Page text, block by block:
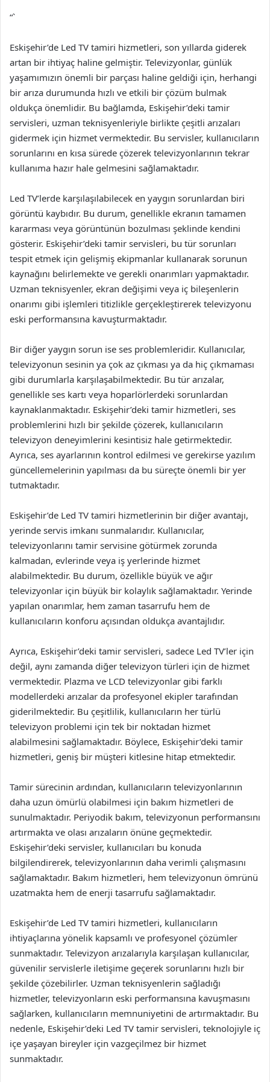
“`
Eskişehir’de Led TV tamiri hizmetleri, son yıllarda giderek
artan bir ihtiyaç haline gelmiştir. Televizyonlar, günlük
yaşamımızın önemli bir parçası haline geldiği için, herhangi
bir arıza durumunda hızlı ve etkili bir çözüm bulmak
oldukça önemlidir. Bu bağlamda, Eskişehir’deki tamir
servisleri, uzman teknisyenleriyle birlikte çeşitli arızaları
gidermek için hizmet vermektedir. Bu servisler, kullanıcıların
sorunlarını en kısa sürede çözerek televizyonlarının tekrar
kullanıma hazır hale gelmesini sağlamaktadır.
Led TV’lerde karşılaşılabilecek en yaygın sorunlardan biri
görüntü kaybıdır. Bu durum, genellikle ekranın tamamen
kararması veya görüntünün bozulması şeklinde kendini
gösterir. Eskişehir’deki tamir servisleri, bu tür sorunları
tespit etmek için gelişmiş ekipmanlar kullanarak sorunun
kaynağını belirlemekte ve gerekli onarımları yapmaktadır.
Uzman teknisyenler, ekran değişimi veya iç bileşenlerin
onarımı gibi işlemleri titizlikle gerçekleştirerek televizyonu
eski performansına kavuşturmaktadır.
Bir diğer yaygın sorun ise ses problemleridir. Kullanıcılar,
televizyonun sesinin ya çok az çıkması ya da hiç çıkmaması
gibi durumlarla karşılaşabilmektedir. Bu tür arızalar,
genellikle ses kartı veya hoparlörlerdeki sorunlardan
kaynaklanmaktadır. Eskişehir’deki tamir hizmetleri, ses
problemlerini hızlı bir şekilde çözerek, kullanıcıların
televizyon deneyimlerini kesintisiz hale getirmektedir.
Ayrıca, ses ayarlarının kontrol edilmesi ve gerekirse yazılım
güncellemelerinin yapılması da bu süreçte önemli bir yer
tutmaktadır.
Eskişehir’de Led TV tamiri hizmetlerinin bir diğer avantajı,
yerinde servis imkanı sunmalarıdır. Kullanıcılar,
televizyonlarını tamir servisine götürmek zorunda
kalmadan, evlerinde veya iş yerlerinde hizmet
alabilmektedir. Bu durum, özellikle büyük ve ağır
televizyonlar için büyük bir kolaylık sağlamaktadır. Yerinde
yapılan onarımlar, hem zaman tasarrufu hem de
kullanıcıların konforu açısından oldukça avantajlıdır.
Ayrıca, Eskişehir’deki tamir servisleri, sadece Led TV’ler için
değil, aynı zamanda diğer televizyon türleri için de hizmet
vermektedir. Plazma ve LCD televizyonlar gibi farklı
modellerdeki arızalar da profesyonel ekipler tarafından
giderilmektedir. Bu çeşitlilik, kullanıcıların her türlü
televizyon problemi için tek bir noktadan hizmet
alabilmesini sağlamaktadır. Böylece, Eskişehir’deki tamir
hizmetleri, geniş bir müşteri kitlesine hitap etmektedir.
Tamir sürecinin ardından, kullanıcıların televizyonlarının
daha uzun ömürlü olabilmesi için bakım hizmetleri de
sunulmaktadır. Periyodik bakım, televizyonun performansını
artırmakta ve olası arızaların önüne geçmektedir.
Eskişehir’deki servisler, kullanıcıları bu konuda
bilgilendirerek, televizyonlarının daha verimli çalışmasını
sağlamaktadır. Bakım hizmetleri, hem televizyonun ömrünü
uzatmakta hem de enerji tasarrufu sağlamaktadır.
Eskişehir’de Led TV tamiri hizmetleri, kullanıcıların
ihtiyaçlarına yönelik kapsamlı ve profesyonel çözümler
sunmaktadır. Televizyon arızalarıyla karşılaşan kullanıcılar,
güvenilir servislerle iletişime geçerek sorunlarını hızlı bir
şekilde çözebilirler. Uzman teknisyenlerin sağladığı
hizmetler, televizyonların eski performansına kavuşmasını
sağlarken, kullanıcıların memnuniyetini de artırmaktadır. Bu
nedenle, Eskişehir’deki Led TV tamir servisleri, teknolojiyle iç
içe yaşayan bireyler için vazgeçilmez bir hizmet
sunmaktadır.